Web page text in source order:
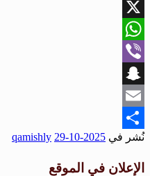
Facebook
X
WhatsApp
Viber
Snapchat
Email
Share
نُشر في 2025-10-29
qamishly
الإعلان في الموقع